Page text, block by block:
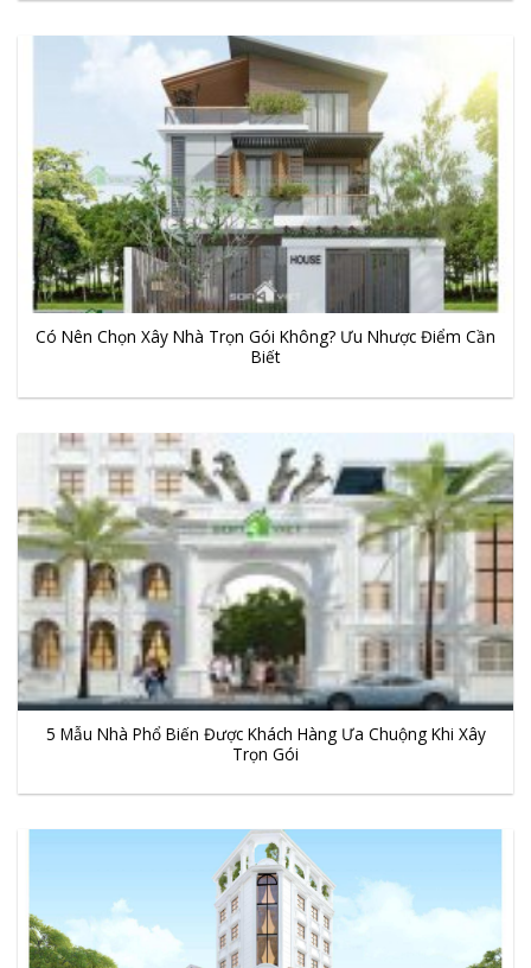
Có Nên Chọn Xây Nhà Trọn Gói Không? Ưu Nhược Điểm Cần
Biết
5 Mẫu Nhà Phổ Biến Được Khách Hàng Ưa Chuộng Khi Xây
Trọn Gói